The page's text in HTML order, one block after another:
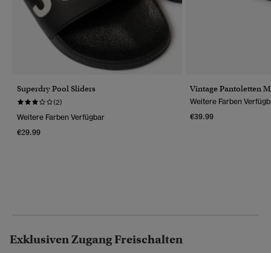
Superdry Pool Sliders
(2)
Weitere Farben Verfügbar
€29.99
Vintage Pantoletten
Weitere Farben
€39.99
Exklusiven Zugang Freischalten